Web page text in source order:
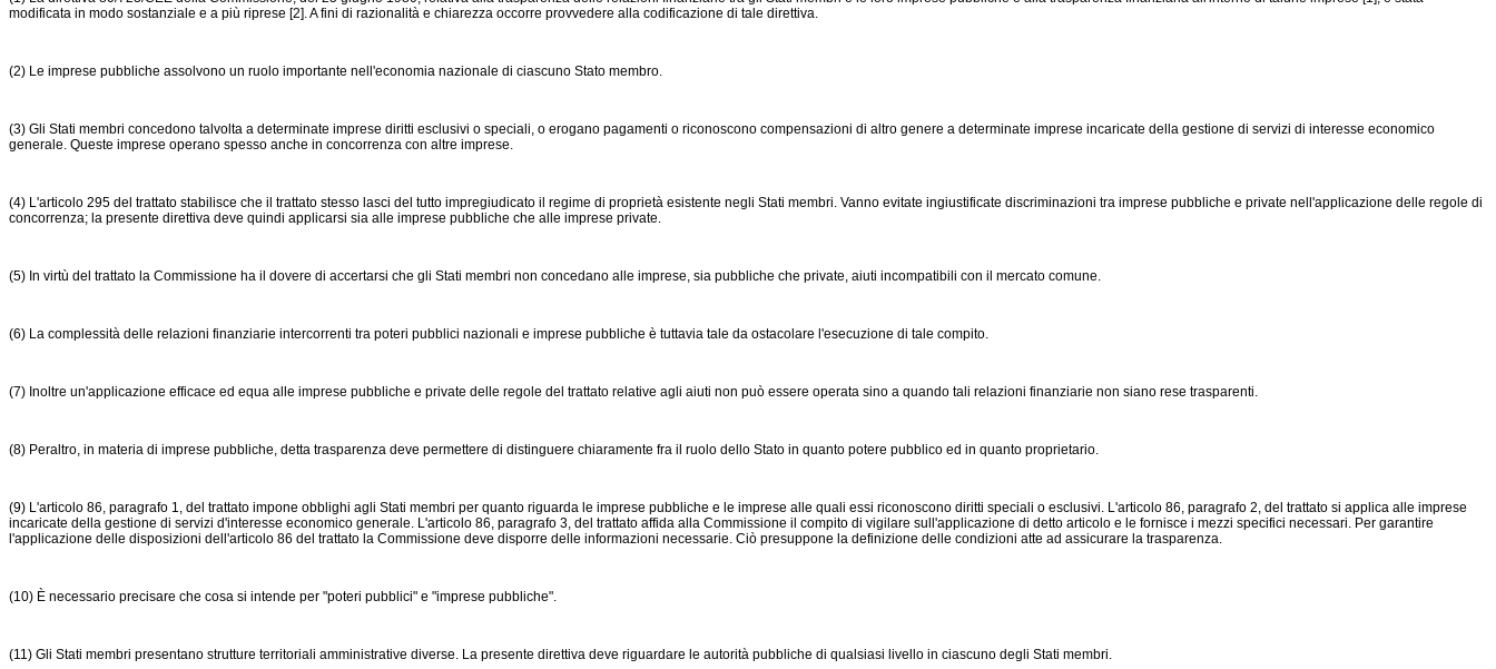
modificata in modo sostanziale e a più riprese [2]. A fini di razionalità e chiarezza occorre provvedere alla codificazione di tale direttiva.
(2) Le imprese pubbliche assolvono un ruolo importante nell'economia nazionale di ciascuno Stato membro.
(3) Gli Stati membri concedono talvolta a determinate imprese diritti esclusivi o speciali, o erogano pagamenti o riconoscono compensazioni di altro genere a determinate imprese incaricate della gestione di servizi di interesse economico
generale. Queste imprese operano spesso anche in concorrenza con altre imprese.
(4) L'articolo 295 del trattato stabilisce che il trattato stesso lasci del tutto impregiudicato il regime di proprietà esistente negli Stati membri. Vanno evitate ingiustificate discriminazioni tra imprese pubbliche e private nell'applicazione delle regole di
concorrenza; la presente direttiva deve quindi applicarsi sia alle imprese pubbliche che alle imprese private.
(5) In virtù del trattato la Commissione ha il dovere di accertarsi che gli Stati membri non concedano alle imprese, sia pubbliche che private, aiuti incompatibili con il mercato comune.
(6) La complessità delle relazioni finanziarie intercorrenti tra poteri pubblici nazionali e imprese pubbliche è tuttavia tale da ostacolare l'esecuzione di tale compito.
(7) Inoltre un'applicazione efficace ed equa alle imprese pubbliche e private delle regole del trattato relative agli aiuti non può essere operata sino a quando tali relazioni finanziarie non siano rese trasparenti.
(8) Peraltro, in materia di imprese pubbliche, detta trasparenza deve permettere di distinguere chiaramente fra il ruolo dello Stato in quanto potere pubblico ed in quanto proprietario.
(9) L'articolo 86, paragrafo 1, del trattato impone obblighi agli Stati membri per quanto riguarda le imprese pubbliche e le imprese alle quali essi riconoscono diritti speciali o esclusivi. L'articolo 86, paragrafo 2, del trattato si applica alle imprese
incaricate della gestione di servizi d'interesse economico generale. L'articolo 86, paragrafo 3, del trattato affida alla Commissione il compito di vigilare sull'applicazione di detto articolo e le fornisce i mezzi specifici necessari. Per garantire
l'applicazione delle disposizioni dell'articolo 86 del trattato la Commissione deve disporre delle informazioni necessarie. Ciò presuppone la definizione delle condizioni atte ad assicurare la trasparenza.
(10) È necessario precisare che cosa si intende per "poteri pubblici" e "imprese pubbliche".
(11) Gli Stati membri presentano strutture territoriali amministrative diverse. La presente direttiva deve riguardare le autorità pubbliche di qualsiasi livello in ciascuno degli Stati membri.